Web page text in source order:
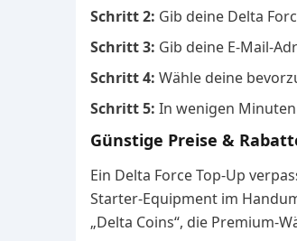
Schritt 2: Gib deine Delta
Schritt 3: Gib deine E-Mail-
Schritt 4: Wähle deine
Schritt 5: In wenigen
Günstige Preise &
Ein Delta Force Top-Up
Starter-Equipment im
„Delta Coins“, die Premium-